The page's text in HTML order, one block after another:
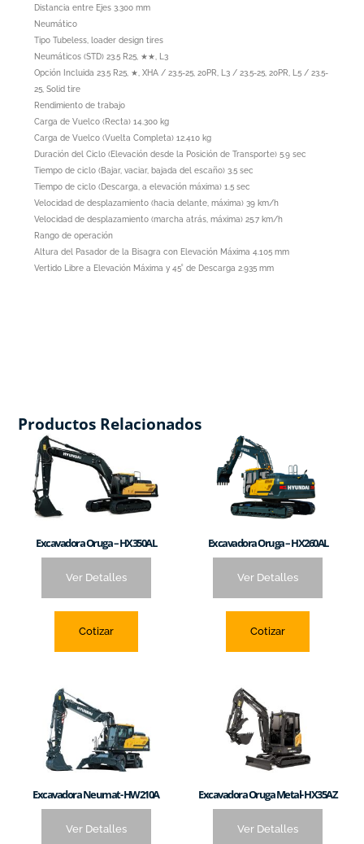
Distancia entre Ejes 3.300 mm
Neumático
Tipo Tubeless, loader design tires
Neumáticos (STD) 23.5 R25, ★★, L3
Opción Incluida 23.5 R25, ★, XHA / 23.5-25, 20PR, L3 / 23.5-25, 20PR, L5 / 23.5-
25, Solid tire
Rendimiento de trabajo
Carga de Vuelco (Recta) 14.300 kg
Carga de Vuelco (Vuelta Completa) 12.410 kg
Duración del Ciclo (Elevación desde la Posición de Transporte) 5.9 sec
Tiempo de ciclo (Bajar, vaciar, bajada del escaño) 3.5 sec
Tiempo de ciclo (Descarga, a elevación máxima) 1.5 sec
Velocidad de desplazamiento (hacia delante, máxima) 39 km/h
Velocidad de desplazamiento (marcha atrás, máxima) 25.7 km/h
Rango de operación
Altura del Pasador de la Bisagra con Elevación Máxima 4.105 mm
Vertido Libre a Elevación Máxima y 45˚ de Descarga 2.935 mm
Productos Relacionados
Excavadora Oruga – HX350AL
Ver Detalles
Cotizar
Excavadora Oruga – HX260AL
Ver Detalles
Cotizar
Excavadora Neumat- HW210A
Ver Detalles
Excavadora Oruga Metal- HX35AZ
Ver Detalles